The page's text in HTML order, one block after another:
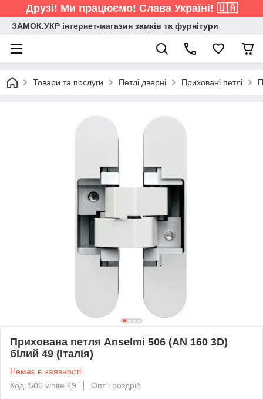
Друзі! Ми працюємо! Слава Україні! 🇺🇦
ЗАМОК.УКР інтернет-магазин замків та фурнітури
Товари та послуги Петлі дверні Приховані петлі
Прихована петля Anselmi 506 (AN 160 3D)
білий 49 (Італія)
Немає в наявності
Код: 506 white 49
Опт і роздріб